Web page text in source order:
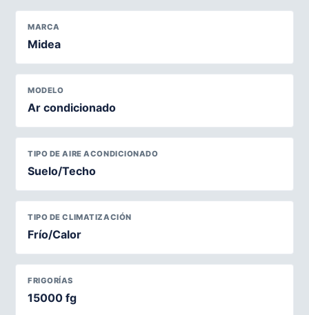
MARCA
Midea
MODELO
Ar condicionado
TIPO DE AIRE ACONDICIONADO
Suelo/Techo
TIPO DE CLIMATIZACIÓN
Frío/Calor
FRIGORÍAS
15000 fg